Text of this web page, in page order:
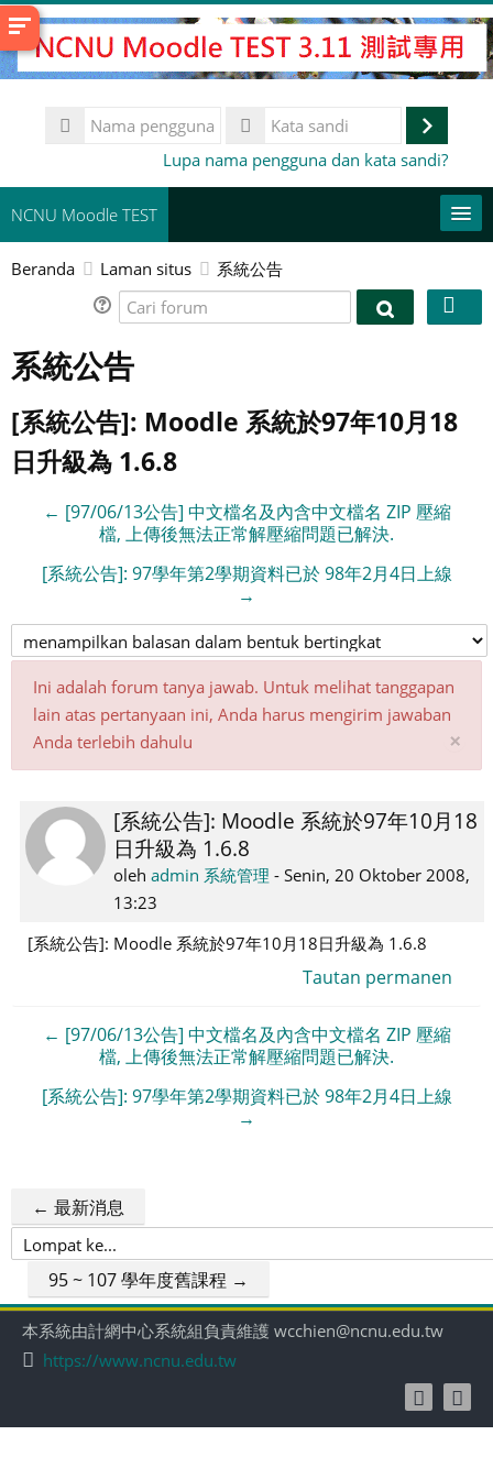
Lewati
ke
konten
Nama
pengguna
Masuk
Lupa nama pengguna dan kata sandi?
NCNU Moodle TEST
常用連結
Bahasa Indonesia ‎(id)‎
Beranda Laman situs 系統公告
Cari
Cari
系統公告
[系統公告]: Moodle 系統於97年10月18
日升級為 1.6.8
← [97/06/13公告] 中文檔名及內含中文檔名 ZIP 壓縮
檔, 上傳後無法正常解壓縮問題已解決.
[系統公告]: 97學年第2學期資料已於 98年2月4日上線
→
Ini adalah forum tanya jawab. Untuk melihat tanggapan
lain atas pertanyaan ini, Anda harus mengirim jawaban
Anda terlebih dahulu
×
[系統公告]: Moodle 系統於97年10月18
日升級為 1.6.8
oleh admin 系統管理 - Senin, 20 Oktober 2008,
13:23
Jumlah
balasan:
0
[系統公告]: Moodle 系統於97年10月18日升級為 1.6.8
Tautan permanen
← [97/06/13公告] 中文檔名及內含中文檔名 ZIP 壓縮
檔, 上傳後無法正常解壓縮問題已解決.
[系統公告]: 97學年第2學期資料已於 98年2月4日上線
→
← 最新消息
Lompat
95 ~ 107 學年度舊課程 →
本系統由計網中心系統組負責維護 wcchien@ncnu.edu.tw
https://www.ncnu.edu.tw